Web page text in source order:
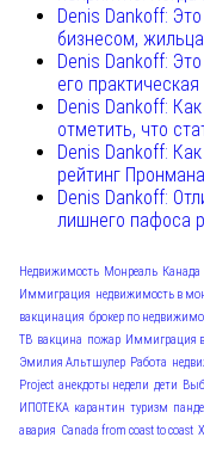
Denis Dankoff:
бизнесом,
Denis Dankoff:
его
Denis Dankoff:
отметить, что
Denis Dankoff:
рейтинг
Denis Dankoff:
лишнего пафоса
Недвижимость Монреаль Канада
Иммиграция недвижимость в
вакцинация брокер по
ТВ вакцина пожар Иммиграция
Эмилия Альтшулер Работа
Project анекдоты недели дети
ИПОТЕКА карантин туризм
авария Canada from coast to coast